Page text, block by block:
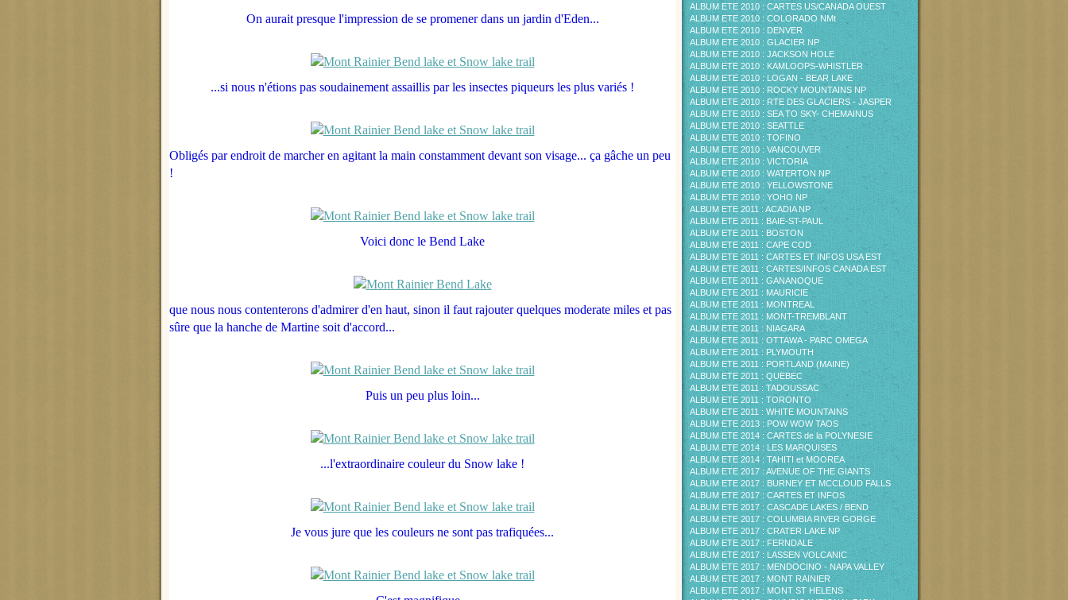
On aurait presque l'impression de se promener dans un jardin d'Eden...
...si nous n'étions pas soudainement assaillis par les insectes piqueurs les plus variés !
Obligés par endroit de marcher en agitant la main constamment devant son visage... ça gâche un peu
!
Voici donc le Bend Lake
que nous nous contenterons d'admirer d'en haut, sinon il faut rajouter quelques moderate miles et pas
sûre que la hanche de Martine soit d'accord...
Puis un peu plus loin...
...l'extraordinaire couleur du Snow lake !
Je vous jure que les couleurs ne sont pas trafiquées...
ALBUM ETE 2010 : CARTES US/CANADA OUEST
ALBUM ETE 2010 : COLORADO NMt
ALBUM ETE 2010 : DENVER
ALBUM ETE 2010 : GLACIER NP
ALBUM ETE 2010 : JACKSON HOLE
ALBUM ETE 2010 : KAMLOOPS-WHISTLER
ALBUM ETE 2010 : LOGAN - BEAR LAKE
ALBUM ETE 2010 : ROCKY MOUNTAINS NP
ALBUM ETE 2010 : RTE DES GLACIERS - JASPER
ALBUM ETE 2010 : SEA TO SKY- CHEMAINUS
ALBUM ETE 2010 : SEATTLE
ALBUM ETE 2010 : TOFINO
ALBUM ETE 2010 : VANCOUVER
ALBUM ETE 2010 : VICTORIA
ALBUM ETE 2010 : WATERTON NP
ALBUM ETE 2010 : YELLOWSTONE
ALBUM ETE 2010 : YOHO NP
ALBUM ETE 2011 : ACADIA NP
ALBUM ETE 2011 : BAIE-ST-PAUL
ALBUM ETE 2011 : BOSTON
ALBUM ETE 2011 : CAPE COD
ALBUM ETE 2011 : CARTES ET INFOS USA EST
ALBUM ETE 2011 : CARTES/INFOS CANADA EST
ALBUM ETE 2011 : GANANOQUE
ALBUM ETE 2011 : MAURICIE
ALBUM ETE 2011 : MONTREAL
ALBUM ETE 2011 : MONT-TREMBLANT
ALBUM ETE 2011 : NIAGARA
ALBUM ETE 2011 : OTTAWA - PARC OMEGA
ALBUM ETE 2011 : PLYMOUTH
ALBUM ETE 2011 : PORTLAND (MAINE)
ALBUM ETE 2011 : QUEBEC
ALBUM ETE 2011 : TADOUSSAC
ALBUM ETE 2011 : TORONTO
ALBUM ETE 2011 : WHITE MOUNTAINS
ALBUM ETE 2013 : POW WOW TAOS
ALBUM ETE 2014 : CARTES de la POLYNESIE
ALBUM ETE 2014 : LES MARQUISES
ALBUM ETE 2014 : TAHITI et MOOREA
ALBUM ETE 2017 : AVENUE OF THE GIANTS
ALBUM ETE 2017 : BURNEY ET MCCLOUD FALLS
ALBUM ETE 2017 : CARTES ET INFOS
ALBUM ETE 2017 : CASCADE LAKES / BEND
ALBUM ETE 2017 : COLUMBIA RIVER GORGE
ALBUM ETE 2017 : CRATER LAKE NP
ALBUM ETE 2017 : FERNDALE
ALBUM ETE 2017 : LASSEN VOLCANIC
ALBUM ETE 2017 : MENDOCINO - NAPA VALLEY
ALBUM ETE 2017 : MONT RAINIER
ALBUM ETE 2017 : MONT ST HELENS